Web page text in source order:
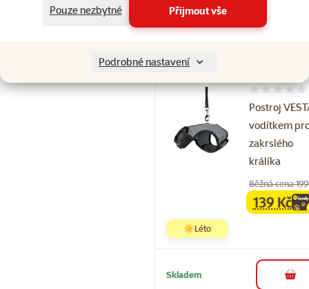
Pouze nezbytné
Přijmout vše
Podrobné nastavení
Postroj
vodítkem
zakrslého
králíka
Hodnocení
Běžná cena
family
139 Kč
☀️Léto
Skladem do